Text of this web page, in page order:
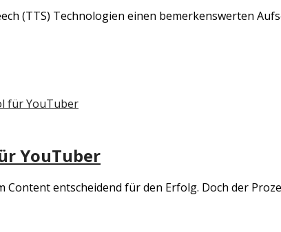
(TTS) Technologien einen bemerkenswerten
YouTuber
entscheidend für den Erfolg. Doch der